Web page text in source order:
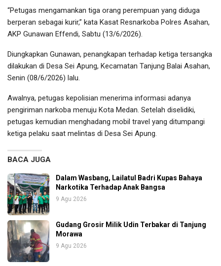
“Petugas mengamankan tiga orang perempuan yang diduga
berperan sebagai kurir,” kata Kasat Resnarkoba Polres Asahan,
AKP Gunawan Effendi, Sabtu (13/6/2026).
Diungkapkan Gunawan, penangkapan terhadap ketiga tersangka
dilakukan di Desa Sei Apung, Kecamatan Tanjung Balai Asahan,
Senin (08/6/2026) lalu.
Awalnya, petugas kepolisian menerima informasi adanya
pengiriman narkoba menuju Kota Medan. Setelah diselidiki,
petugas kemudian menghadang mobil travel yang ditumpangi
ketiga pelaku saat melintas di Desa Sei Apung.
BACA JUGA
Dalam Wasbang, Lailatul Badri Kupas Bahaya
Narkotika Terhadap Anak Bangsa
9 Agu 2026
Gudang Grosir Milik Udin Terbakar di Tanjung
Morawa
9 Agu 2026